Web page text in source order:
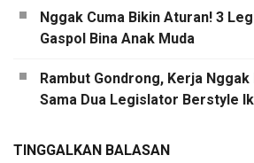
Nggak Cuma Bikin Aturan! 3
Gaspol Bina Anak Muda
Rambut Gondrong, Kerja
Sama Dua Legislator Berstyle
TINGGALKAN BALASAN